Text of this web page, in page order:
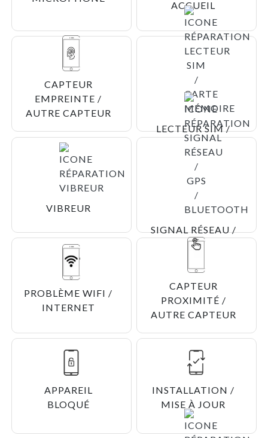
ACCUEIL
CAPTEUR
EMPREINTE /
AUTRE CAPTEUR
LECTEUR SIM /
CARTE MÉMOIRE
VIBREUR
SIGNAL RÉSEAU /
GPS /
PROBLÈME WIFI /
INTERNET
CAPTEUR
PROXIMITÉ /
AUTRE CAPTEUR
APPAREIL
BLOQUÉ
INSTALLATION /
MISE À JOUR